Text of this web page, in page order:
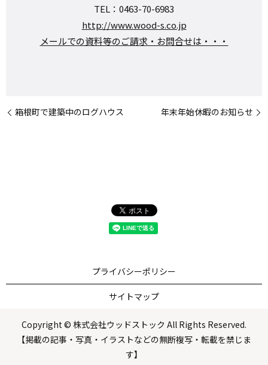
TEL：0463-70-6983
http://www.wood-s.co.jp
メールでの資料等のご請求・お問合せは・・・
箱根町で建築中のログハウス 年末年始休暇のお知らせ
プライバシーポリシー
サイトマップ
Copyright © 株式会社ウッドストック All Rights Reserved.
【掲載の記事・写真・イラストなどの無断複写・転載を禁じま
す】